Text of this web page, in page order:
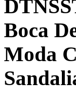
Boca
Moda